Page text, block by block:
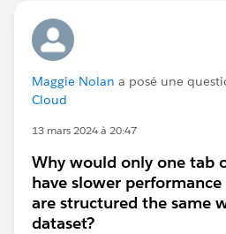
Maggie Nolan a posé une
Cloud
13 mars 2024 à 20:47
Why would only one tab
have slower
are structured the same
dataset?